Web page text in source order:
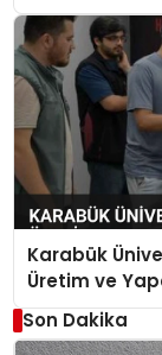
Karabük
Üretim ve
Son Dakika